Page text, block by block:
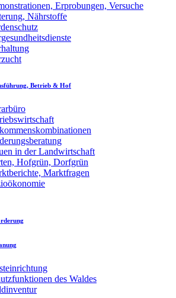
Erprobungen, Versuche
Nährstoffe
Betrieb & Hof
in der Landwirtschaft
Hofgrün, Dorfgrün
Marktfragen
des Waldes